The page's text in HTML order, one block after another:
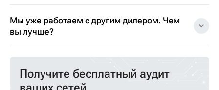
Мы уже работаем с другим дилером. Чем
вы лучше?
Получите бесплатный аудит